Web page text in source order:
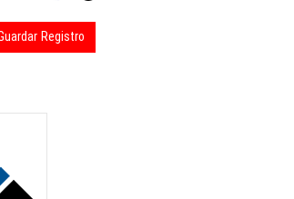
Registro